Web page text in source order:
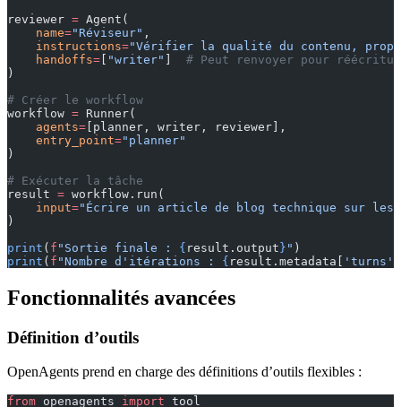
reviewer = Agent(
    name
="Réviseur" ,
    instructions
="Vérifier la qualité du contenu,
    handoffs
= "writer"
# Peut renvoyer pour
)
# Créer le workflow
workflow = Runner(
    agents
= [planner, writer, reviewer],
    entry_point
="planner"
)
# Exécuter la tâche
result = workflow.run(
    input
="Écrire un article de blog technique sur les
)
print ( f "Sortie finale : { result.output } " )
print ( f "Nombre d'itérations : { result.metadata[ 'turns'
Fonctionnalités avancées
Définition d’outils
OpenAgents prend en charge des définitions d’outils flexibles :
from openagents import tool